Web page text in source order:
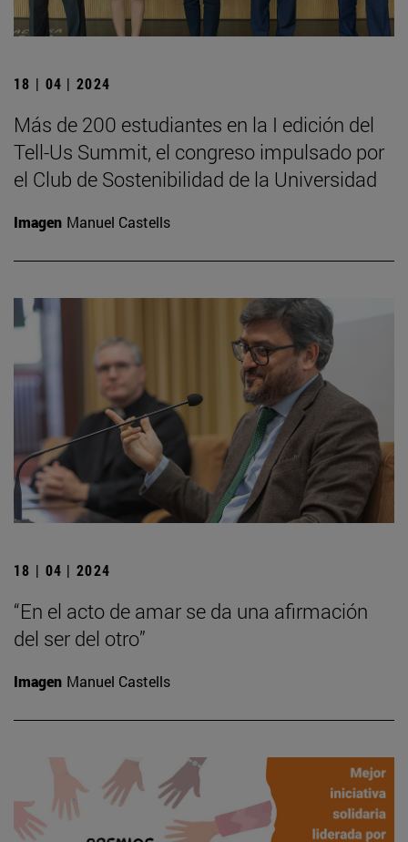
18 | 04 | 2024
Más de 200 estudiantes en la I edición del
Tell-Us Summit, el congreso impulsado por
el Club de Sostenibilidad de la Universidad
Imagen Manuel Castells
18 | 04 | 2024
“En el acto de amar se da una afirmación
del ser del otro”
Imagen Manuel Castells